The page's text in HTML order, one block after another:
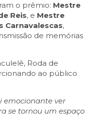
o prêmio: Mestre
Reis, e Mestre
Carnavalescas,
de memórias
Roda de
ao público
emocionante ver
se tornou um espaço